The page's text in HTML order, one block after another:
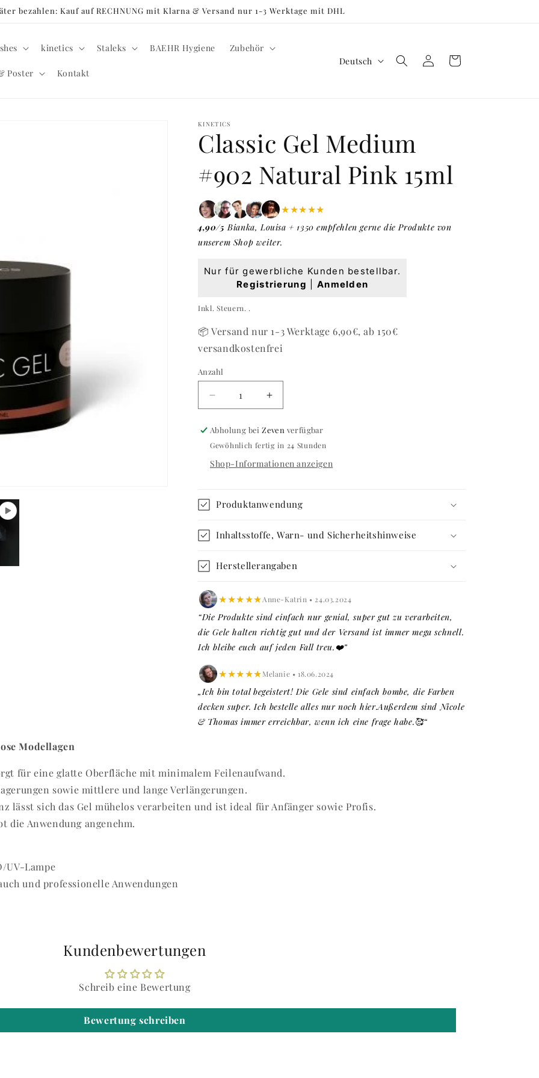
bezahlen: Kauf auf RECHNUNG mit Klarna & Versand nur 1-3 Werktage mit DHL
kinetics Staleks BAEHR Hygiene Zubehör
Poster Kontakt
S
c
h
e
Deutsch EinloggenWarenkorb
KINETICS
Classic Gel Medium
#902 Natural Pink 15ml
★★★★★
4,90/5 Bianka, Louisa + 1350 empfehlen gerne die Produkte von
unserem Shop weiter.
Normaler
Nur für gewerbliche Kunden bestellbar.
Registrierung
Anmelden
Inkl. Steuern. .
📦 Versand nur 1-3 Werktage 6,90€, ab 150€
versandkostenfrei
Anzahl
Anzahl
Verringere
die
Menge
Classic
Gel
Natural
Erhöhe
die
Menge
Classic
Gel
Natural
Abholung beiZeven verfügbar
Gewöhnlich fertig in 24 Stunden
Shop-Informationen anzeigen
Produktanwendung
Inhaltsstoffe, Warn- und Sicherheitshinweise
Herstellerangaben
★★★★★Anne-Katrin • 24.03.2024
“Die Produkte sind einfach nur genial, super gut zu verarbeiten,
die Gele halten richtig gut und der Versand ist immer mega schnell.
Ich bleibe euch auf jeden Fall treu.❤️”
★★★★★Melanie • 18.06.2024
„Ich bin total begeistert! Die Gele sind einfach bombe, die Farben
decken super. Ich bestelle alles nur noch hier.Außerdem sind Nicole
& Thomas immer erreichbar, wenn ich eine frage habe.🥰“
Modellagen
für eine glatte Oberfläche mit minimalem Feilenaufwand.
sowie mittlere und lange Verlängerungen.
lässt sich das Gel mühelos verarbeiten und ist ideal für Anfänger sowie Profis.
die Anwendung angenehm.
UV-Lampe
und professionelle Anwendungen
Kundenbewertungen
Schreib eine Bewertung
Bewertung schreiben